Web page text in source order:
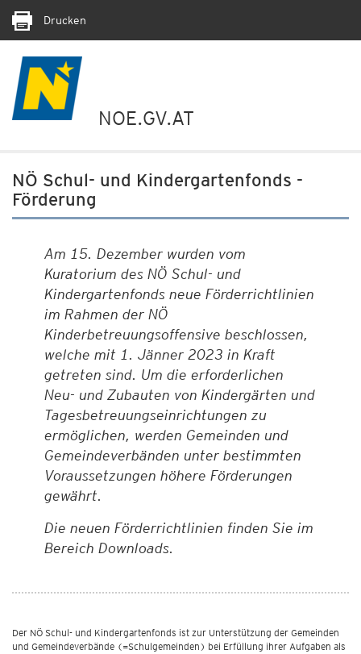
Drucken
NOE.GV.AT
NÖ Schul- und Kindergartenfonds -
Förderung
Am 15. Dezember wurden vom
Kuratorium des NÖ Schul- und
Kindergartenfonds neue Förderrichtlinien
im Rahmen der NÖ
Kinderbetreuungsoffensive beschlossen,
welche mit 1. Jänner 2023 in Kraft
getreten sind. Um die erforderlichen
Neu- und Zubauten von Kindergärten und
Tagesbetreuungseinrichtungen zu
ermöglichen, werden Gemeinden und
Gemeindeverbänden unter bestimmten
Voraussetzungen höhere Förderungen
gewährt.
Die neuen Förderrichtlinien finden Sie im
Bereich Downloads.
Der NÖ Schul- und Kindergartenfonds ist zur Unterstützung der Gemeinden
und Gemeindeverbände (=Schulgemeinden) bei Erfüllung ihrer Aufgaben als